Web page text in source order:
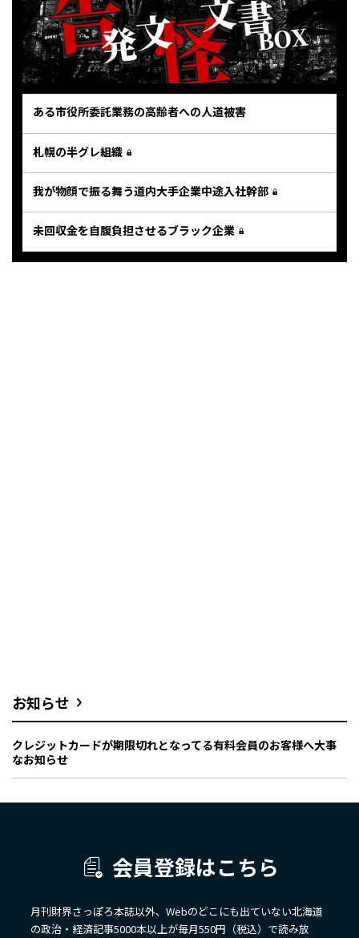
ある市役所委託業務の高齢者への人道被害
札幌の半グレ組織
我が物顔で振る舞う道内大手企業中途入社幹部
未回収金を自腹負担させるブラック企業
お知らせ
クレジットカードが期限切れとなってる有料会員のお客様へ大事
なお知らせ
会員登録はこちら
月刊財界さっぽろ本誌以外、Webのどこにも出ていない北海道
の政治・経済記事5000本以上が毎月550円（税込）で読み放